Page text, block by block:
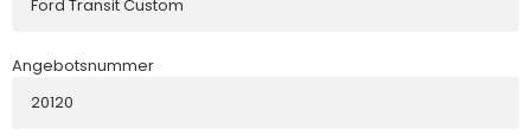
Angebotsnummer